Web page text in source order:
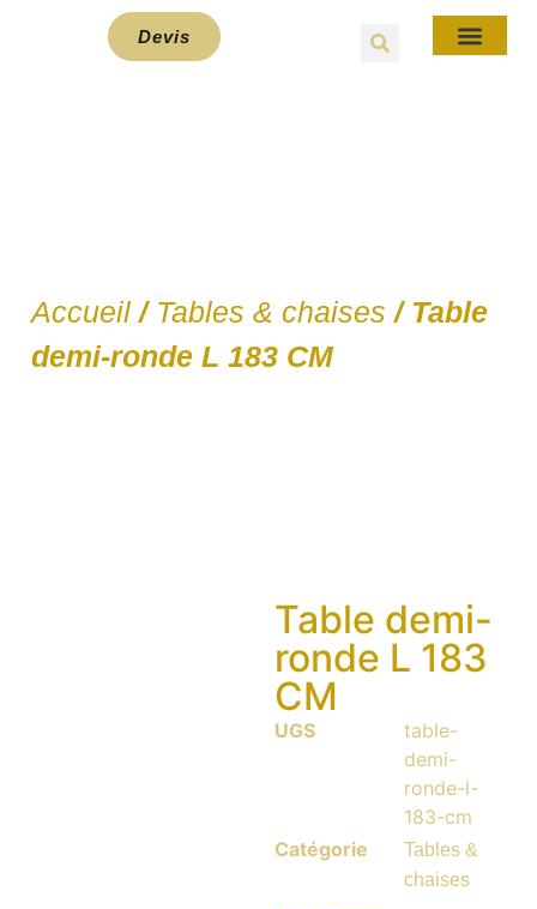
Devis
Accueil / Tables & chaises / Table
demi-ronde L 183 CM
Table demi-
ronde L 183
CM
UGS
table-
demi-
ronde-l-
183-cm
Catégorie
Tables &
chaises